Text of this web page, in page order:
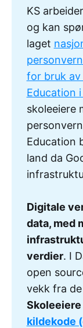
KS
og kan
laget
for bruk av
Education
skoleeiere
Education
land da
Digitale
data, med
verdier. I
open
vekk fra
kildekode